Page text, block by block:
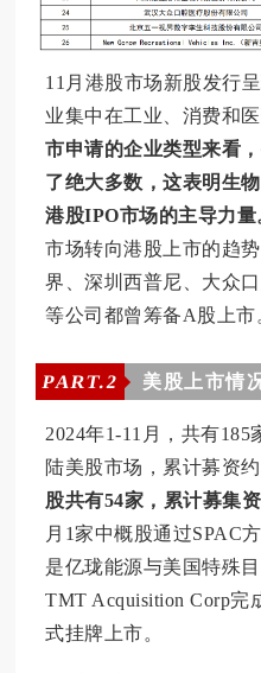
11月港股市场新股发行
业集中在工业、消费和
市申请的企业类型来看
了绝大多数，这表明生
港股IPO市场的主导力量
市场转向港股上市的趋
界、深圳西普尼、大众
等公司都曾筹备A股上市
PART.2 美股上市情
2024年1-11月，共有
陆美股市场，累计募资
股共有54家，累计募集
月1家中概股通过SPAC
是亿珑能源与美国特殊
TMT Acquisition Corp完
式挂牌上市。